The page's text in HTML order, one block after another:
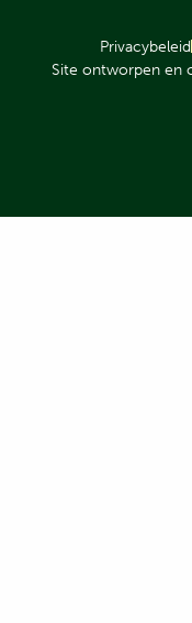
Privacybeleid
Site ontworpen en